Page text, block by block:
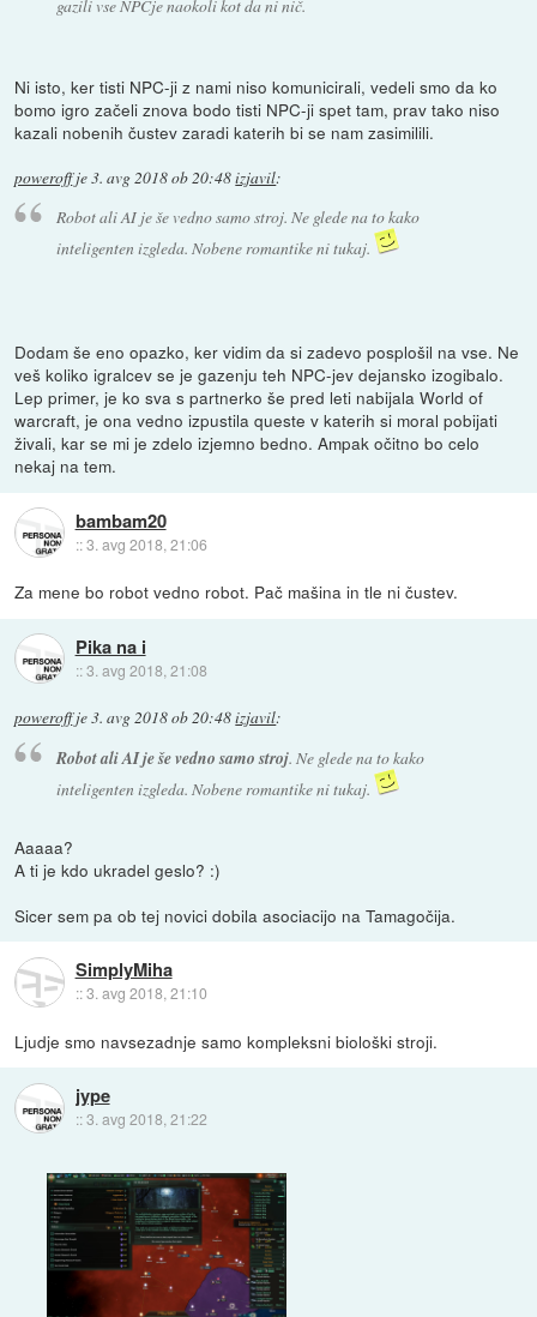
gazili vse NPCje naokoli kot da ni nič.
Ni isto, ker tisti NPC-ji z nami niso komunicirali, vedeli smo da ko
bomo igro začeli znova bodo tisti NPC-ji spet tam, prav tako niso
kazali nobenih čustev zaradi katerih bi se nam zasimilili.
poweroffje3. avg 2018 ob 20:48izjavil:
Robot ali AI je še vedno samo stroj. Ne glede na to kako
inteligenten izgleda. Nobene romantike ni tukaj.
Dodam še eno opazko, ker vidim da si zadevo posplošil na vse. Ne
veš koliko igralcev se je gazenju teh NPC-jev dejansko izogibalo.
Lep primer, je ko sva s partnerko še pred leti nabijala World of
warcraft, je ona vedno izpustila queste v katerih si moral pobijati
živali, kar se mi je zdelo izjemno bedno. Ampak očitno bo celo
nekaj na tem.
bambam20
::3. avg 2018, 21:06
Za mene bo robot vedno robot. Pač mašina in tle ni čustev.
Pika na i
::3. avg 2018, 21:08
poweroffje3. avg 2018 ob 20:48izjavil:
Robot ali AI je še vedno samo stroj. Ne glede na to kako
inteligenten izgleda. Nobene romantike ni tukaj.
Aaaaa?
A ti je kdo ukradel geslo? :)
Sicer sem pa ob tej novici dobila asociacijo na Tamagočija.
SimplyMiha
::3. avg 2018, 21:10
Ljudje smo navsezadnje samo kompleksni biološki stroji.
jype
::3. avg 2018, 21:22